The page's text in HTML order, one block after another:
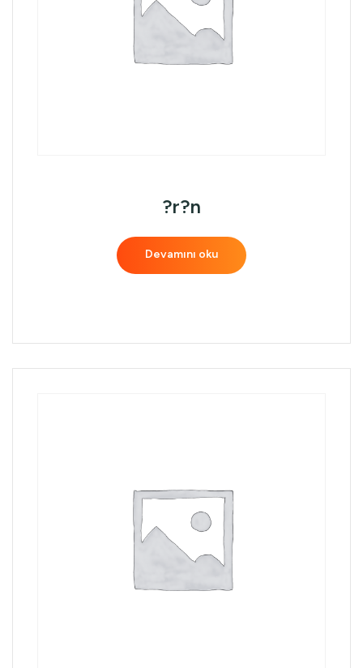
?r?n
Devamını oku